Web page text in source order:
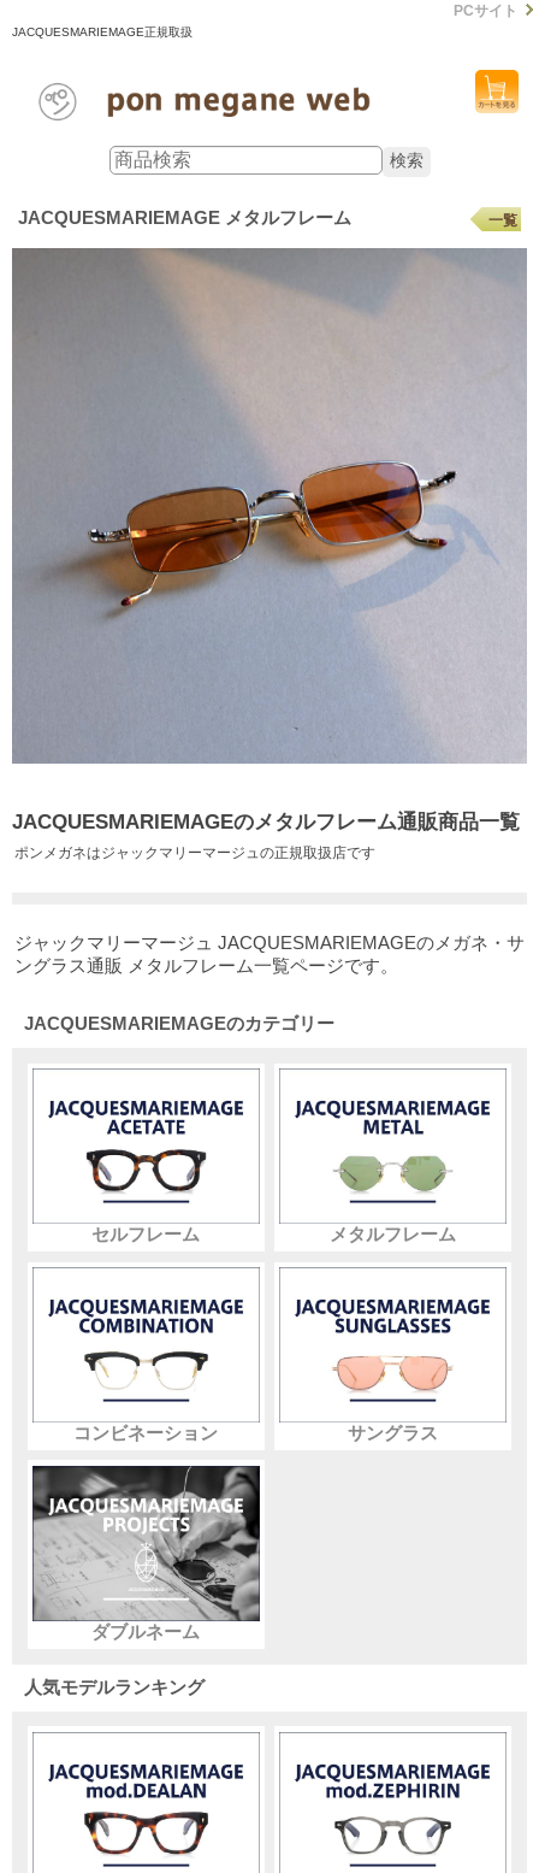
JACQUESMARIEMAGE正規取扱
PCサイト
JACQUESMARIEMAGE メタルフレーム
JACQUESMARIEMAGEのメタルフレーム通販商品一覧
ポンメガネはジャックマリーマージュの正規取扱店です
ジャックマリーマージュ JACQUESMARIEMAGEのメガネ・サ
ングラス通販 メタルフレーム一覧ページです。
JACQUESMARIEMAGEのカテゴリー
セルフレーム メタルフレーム
コンビネーション サングラス
ダブルネーム
人気モデルランキング
一覧